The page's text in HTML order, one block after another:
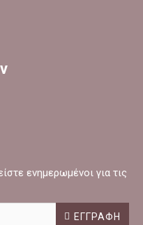
ενημερωμένοι για τις
ΕΓΓΡΑΦΉ